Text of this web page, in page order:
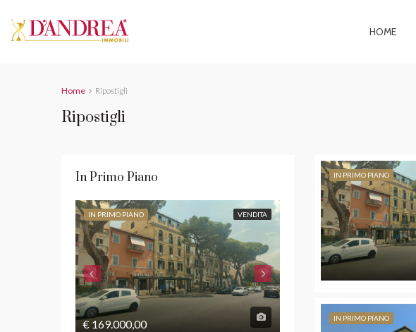
HOME
Home Ripostigli
Ripostigli
IN PRIMO PIANO
IN PRIMO PIANO
In Primo Piano
IN PRIMO PIANO VENDITA
€ 169.000,00
IN PRIMO PIANO
€ 525.000,00